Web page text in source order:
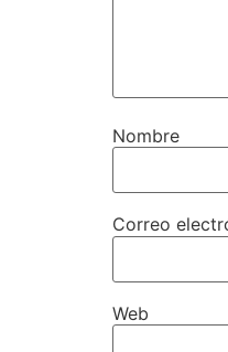
Nombre
Correo
Web